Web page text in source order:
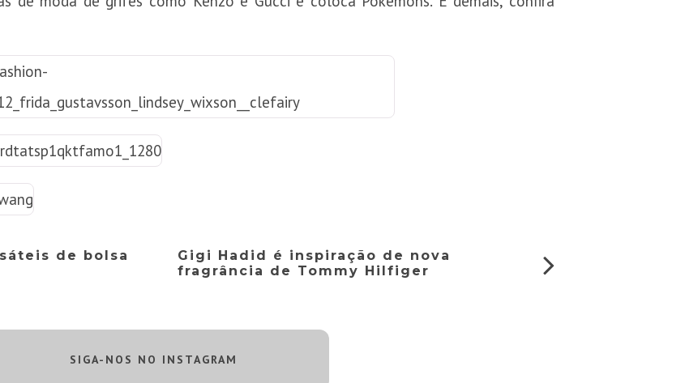
de bolsa
Gigi Hadid é inspiração de nova
fragrância de Tommy Hilfiger
SIGA-NOS NO INSTAGRAM